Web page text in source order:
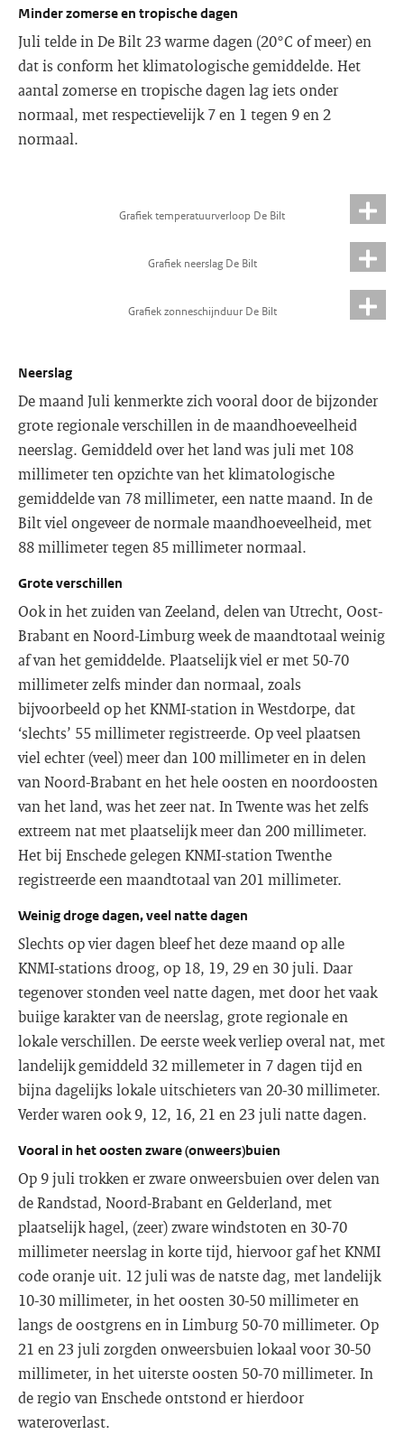
Minder zomerse en tropische dagen
Juli telde in De Bilt 23 warme dagen (20°C of meer) en
dat is conform het klimatologische gemiddelde. Het
aantal zomerse en tropische dagen lag iets onder
normaal, met respectievelijk 7 en 1 tegen 9 en 2
normaal.
Grafiek temperatuurverloop De Bilt
Grafiek neerslag De Bilt
Grafiek zonneschijnduur De Bilt
Neerslag
De maand Juli kenmerkte zich vooral door de bijzonder
grote regionale verschillen in de maandhoeveelheid
neerslag. Gemiddeld over het land was juli met 108
millimeter ten opzichte van het klimatologische
gemiddelde van 78 millimeter, een natte maand. In de
Bilt viel ongeveer de normale maandhoeveelheid, met
88 millimeter tegen 85 millimeter normaal.
Grote verschillen
Ook in het zuiden van Zeeland, delen van Utrecht, Oost-
Brabant en Noord-Limburg week de maandtotaal weinig
af van het gemiddelde. Plaatselijk viel er met 50-70
millimeter zelfs minder dan normaal, zoals
bijvoorbeeld op het KNMI-station in Westdorpe, dat
‘slechts’ 55 millimeter registreerde. Op veel plaatsen
viel echter (veel) meer dan 100 millimeter en in delen
van Noord-Brabant en het hele oosten en noordoosten
van het land, was het zeer nat. In Twente was het zelfs
extreem nat met plaatselijk meer dan 200 millimeter.
Het bij Enschede gelegen KNMI-station Twenthe
registreerde een maandtotaal van 201 millimeter.
Weinig droge dagen, veel natte dagen
Slechts op vier dagen bleef het deze maand op alle
KNMI-stations droog, op 18, 19, 29 en 30 juli. Daar
tegenover stonden veel natte dagen, met door het vaak
buiige karakter van de neerslag, grote regionale en
lokale verschillen. De eerste week verliep overal nat, met
landelijk gemiddeld 32 millemeter in 7 dagen tijd en
bijna dagelijks lokale uitschieters van 20-30 millimeter.
Verder waren ook 9, 12, 16, 21 en 23 juli natte dagen.
Vooral in het oosten zware (onweers)buien
Op 9 juli trokken er zware onweersbuien over delen van
de Randstad, Noord-Brabant en Gelderland, met
plaatselijk hagel, (zeer) zware windstoten en 30-70
millimeter neerslag in korte tijd, hiervoor gaf het KNMI
code oranje uit. 12 juli was de natste dag, met landelijk
10-30 millimeter, in het oosten 30-50 millimeter en
langs de oostgrens en in Limburg 50-70 millimeter. Op
21 en 23 juli zorgden onweersbuien lokaal voor 30-50
millimeter, in het uiterste oosten 50-70 millimeter. In
de regio van Enschede ontstond er hierdoor
wateroverlast.